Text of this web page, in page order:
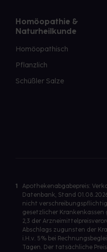
Homöopathie &
Naturheilkunde
Homöopathisch
Pflanzlich
Schüßler Salze
1
Apothekenabgabepreis:
Datenbank, Stand
nicht
gesetzlicher Krankenkassen
2,3 der
Abschlags zugunsten der
i.H.v. 5% bei
Tagen. Der tatsächliche